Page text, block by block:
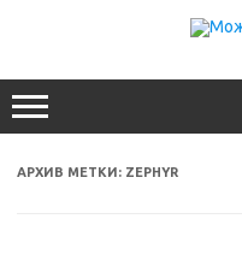
АРХИВ МЕТКИ: ZEPHYR